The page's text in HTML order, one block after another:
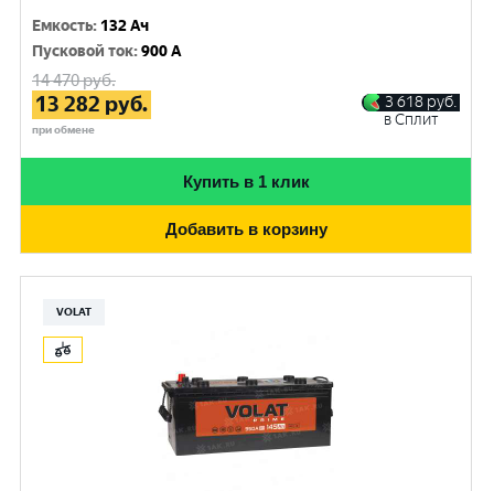
Емкость: 132 Ач
Пусковой ток:900 A
14 470руб.
13 282 руб.
при обмене
3 618 руб.
в Сплит
Купить в 1 клик
Добавить в корзину
VOLAT